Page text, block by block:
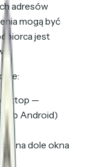
adresów
mogą być
jest
—
lub Android)
na dole okna